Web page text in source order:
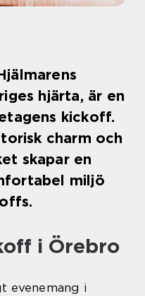
hjärta, är en
kickoff.
charm och
skapar en
miljö
i Örebro
evenemang i